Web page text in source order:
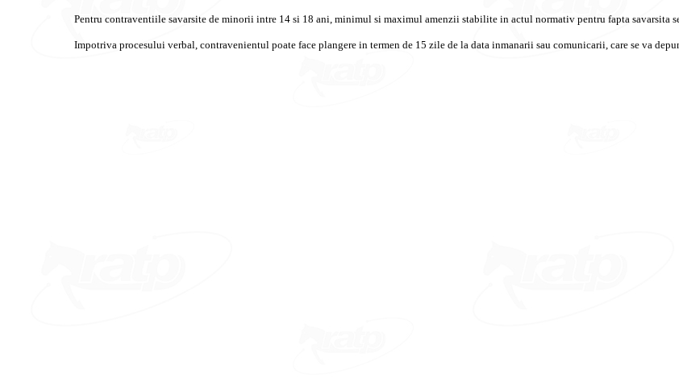
Pentru contraventiile savarsite de minorii intre 14 si 18 ani, minimul si maximul amenzii stabilite in actul normativ pentru fapta savarsita
Impotriva procesului verbal, contravenientul poate face plangere in termen de 15 zile de la data inmanarii sau comunicarii, care se va